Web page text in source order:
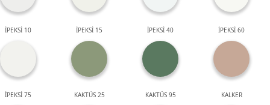
İPEKSİ 10 İPEKSİ 15 İPEKSİ 40 İPEKSİ 60
İPEKSİ 75 KAKTÜS 25 KAKTÜS 95 KALKER